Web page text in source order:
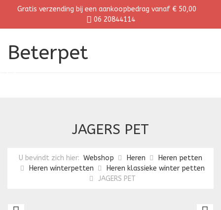
Gratis verzending bij een aankoopbedrag vanaf € 50,00
06 20844114
Beterpet
JAGERS PET
U bevindt zich hier: Webshop Heren
Heren petten
Heren winterpetten
Heren klassieke winter petten
JAGERS PET